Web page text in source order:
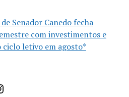
Senador Canedo fecha
com investimentos e
ciclo letivo em agosto*
Cidade de Goiás